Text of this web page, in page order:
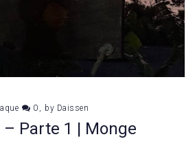
0 by Daissen
– Parte 1 | Monge